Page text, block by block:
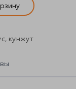
кунжут